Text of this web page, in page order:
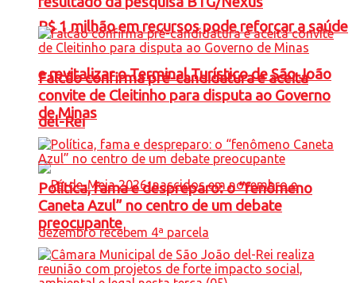
R$ 1 milhão em recursos pode reforçar a saúde
e revitalizar o Terminal Turístico de São João
del-Rei
Falcão confirma pré-candidatura e aceita
convite de Cleitinho para disputa ao Governo
de Minas
Política, fama e despreparo: o “fenômeno
Caneta Azul” no centro de um debate
preocupante